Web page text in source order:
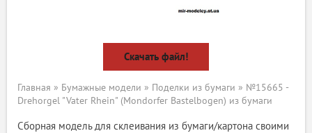
Скачать файл!
Главная » Бумажные модели » Поделки из бумаги » №15665 -
Drehorgel "Vater Rhein" (Mondorfer Bastelbogen) из бумаги
Сборная модель для склеивания из бумаги/картона своими